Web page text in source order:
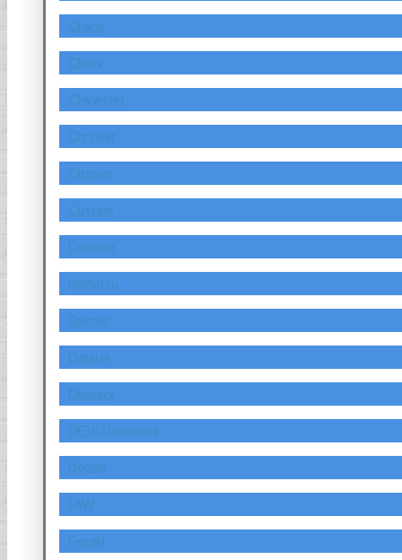
Chana
Chery
Chevrolet
Chrysler
Citroen
Custom
Daewoo
Daihatsu
Daimler
Datsun
Delivery
DFSK Dongfeng
Dodge
FAW
Ferrari